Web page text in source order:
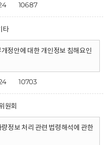
10687
타
정안에 대한 개인정보 침해요인
10703
원회
정보 처리 관련 법령해석에 관한